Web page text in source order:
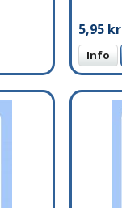
5,95 kr
Info